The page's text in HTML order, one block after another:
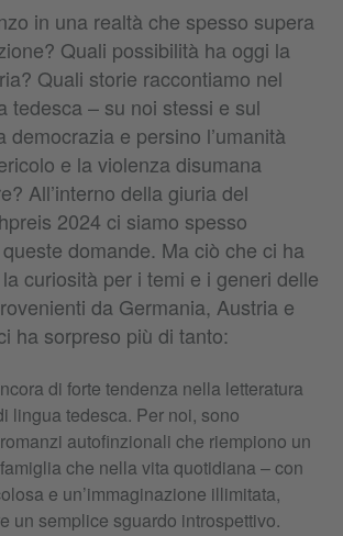
in una realtà che spesso supera
Quali possibilità ha oggi la
Quali storie raccontiamo nel
tedesca – su noi stessi e sul
democrazia e persino l’umanità
e la violenza disumana
All’interno della giuria del
2024 ci siamo spesso
domande. Ma ciò che ci ha
curiosità per i temi e i generi delle
da Germania, Austria e
ha sorpreso più di tanto:
di forte tendenza nella letteratura
lingua tedesca. Per noi, sono
autofinzionali che riempiono un
che nella vita quotidiana – con
e un’immaginazione illimitata,
un semplice sguardo introspettivo.